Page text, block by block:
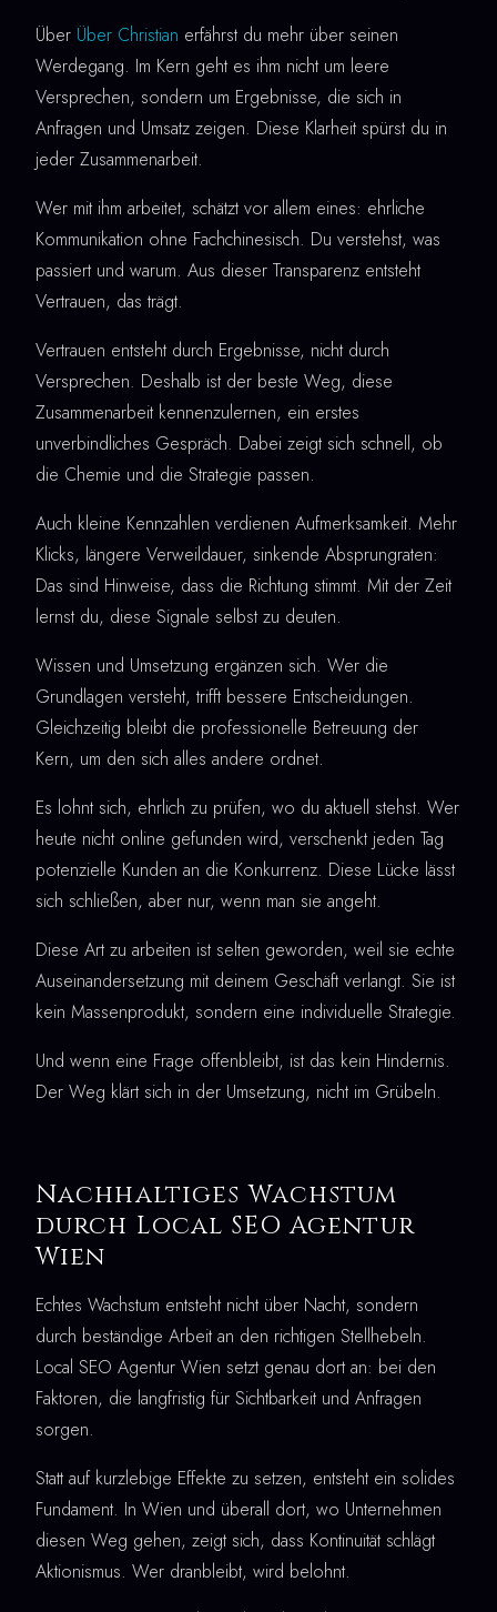
Über Über Christian erfährst du mehr über seinen
Werdegang. Im Kern geht es ihm nicht um leere
Versprechen, sondern um Ergebnisse, die sich in
Anfragen und Umsatz zeigen. Diese Klarheit spürst du in
jeder Zusammenarbeit.
Wer mit ihm arbeitet, schätzt vor allem eines: ehrliche
Kommunikation ohne Fachchinesisch. Du verstehst, was
passiert und warum. Aus dieser Transparenz entsteht
Vertrauen, das trägt.
Vertrauen entsteht durch Ergebnisse, nicht durch
Versprechen. Deshalb ist der beste Weg, diese
Zusammenarbeit kennenzulernen, ein erstes
unverbindliches Gespräch. Dabei zeigt sich schnell, ob
die Chemie und die Strategie passen.
Auch kleine Kennzahlen verdienen Aufmerksamkeit. Mehr
Klicks, längere Verweildauer, sinkende Absprungraten:
Das sind Hinweise, dass die Richtung stimmt. Mit der Zeit
lernst du, diese Signale selbst zu deuten.
Wissen und Umsetzung ergänzen sich. Wer die
Grundlagen versteht, trifft bessere Entscheidungen.
Gleichzeitig bleibt die professionelle Betreuung der
Kern, um den sich alles andere ordnet.
Es lohnt sich, ehrlich zu prüfen, wo du aktuell stehst. Wer
heute nicht online gefunden wird, verschenkt jeden Tag
potenzielle Kunden an die Konkurrenz. Diese Lücke lässt
sich schließen, aber nur, wenn man sie angeht.
Diese Art zu arbeiten ist selten geworden, weil sie echte
Auseinandersetzung mit deinem Geschäft verlangt. Sie ist
kein Massenprodukt, sondern eine individuelle Strategie.
Und wenn eine Frage offenbleibt, ist das kein Hindernis.
Der Weg klärt sich in der Umsetzung, nicht im Grübeln.
Nachhaltiges Wachstum
durch Local SEO Agentur
Wien
Echtes Wachstum entsteht nicht über Nacht, sondern
durch beständige Arbeit an den richtigen Stellhebeln.
Local SEO Agentur Wien setzt genau dort an: bei den
Faktoren, die langfristig für Sichtbarkeit und Anfragen
sorgen.
Statt auf kurzlebige Effekte zu setzen, entsteht ein solides
Fundament. In Wien und überall dort, wo Unternehmen
diesen Weg gehen, zeigt sich, dass Kontinuität schlägt
Aktionismus. Wer dranbleibt, wird belohnt.